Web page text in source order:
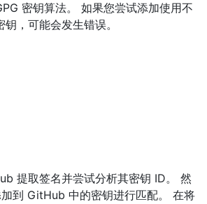
密钥算法。 如果您尝试添加使用不
，可能会发生错误。
提取签名并尝试分析其密钥 ID。 然
到 GitHub 中的密钥进行匹配。 在将